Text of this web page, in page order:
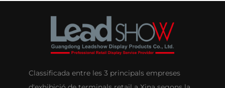
Classificada entre les 3 principals empreses